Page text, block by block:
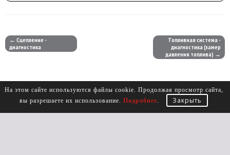
← Сцепление -
диагностика
Топливная система -
диагностика (замер
давления топлива) →
На этом сайте используются файлы cookie. Продолжая просмотр сайта,
вы разрешаете их использование. Подробнее. Закрыть